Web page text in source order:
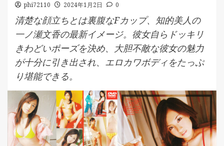
phi72110 2024年1月2日 0
清楚な顔立ちとは裏腹なFカップ、知的美人の
一ノ瀬文香の最新イメージ。彼女自らドッキリ
きわどいポーズを決め、大胆不敵な彼女の魅力
が十分に引き出され、エロカワボディをたっぷ
り堪能できる。